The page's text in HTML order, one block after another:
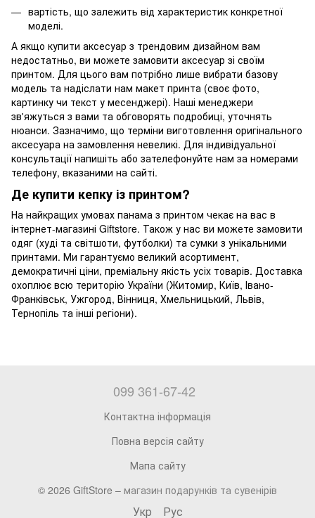
вартість, що залежить від характеристик конкретної
моделі.
А якщо купити аксесуар з трендовим дизайном вам
недостатньо, ви можете замовити аксесуар зі своїм
принтом. Для цього вам потрібно лише вибрати базову
модель та надіслати нам макет принта (своє фото,
картинку чи текст у месенджері). Наші менеджери
зв'яжуться з вами та обговорять подробиці, уточнять
нюанси. Зазначимо, що терміни виготовлення оригінального
аксесуара на замовлення невеликі. Для індивідуальної
консультації напишіть або зателефонуйте нам за номерами
телефону, вказаними на сайті.
Де купити кепку із принтом?
На найкращих умовах панама з принтом чекає на вас в
інтернет-магазині Giftstore. Також у нас ви можете замовити
одяг (худі та світшоти, футболки) та сумки з унікальними
принтами. Ми гарантуємо великий асортимент,
демократичні ціни, преміальну якість усіх товарів. Доставка
охоплює всю територію України (Житомир, Київ, Івано-
Франківськ, Ужгород, Вінниця, Хмельницький, Львів,
Тернопіль та інші регіони).
099 361-67-42
Контактна інформація
Повна версія сайту
Мапа сайту
© 2026 GiftStore – магазин подарунків та сувенірів
Укр Рус